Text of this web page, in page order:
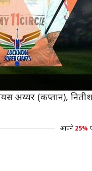
दीपक हूडा, मार्कस
अय्यर (कप्तान),
आपने 25%